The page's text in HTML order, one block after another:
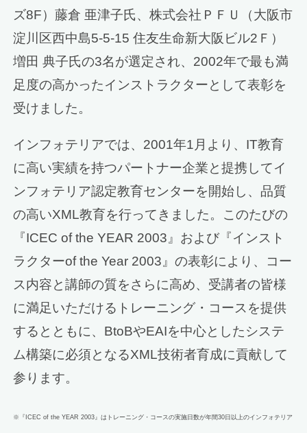
ズ8F）藤倉 亜津子氏、株式会社ＰＦＵ（大阪市
淀川区西中島5-5-15 住友生命新大阪ビル2Ｆ）
増田 典子氏の3名が選定され、2002年で最も満
足度の高かったインストラクターとして表彰を
受けました。
インフォテリアでは、2001年1月より、IT教育
に高い実績を持つパートナー企業と提携してイ
ンフォテリア認定教育センターを開始し、品質
の高いXML教育を行ってきました。このたびの
『ICEC of the YEAR 2003』および『インスト
ラクターof the Year 2003』の表彰により、コー
ス内容と講師の質をさらに高め、受講者の皆様
に満足いただけるトレーニング・コースを提供
するとともに、BtoBやEAIを中心としたシステ
ム構築に必須となるXML技術者育成に貢献して
参ります。
※『ICEC of the YEAR 2003』はトレーニング・コースの実施日数が年間30日以上のインフォテリア